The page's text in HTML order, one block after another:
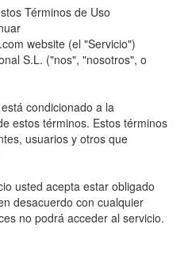
Términos de Uso
website (el "Servicio")
S.L. ("nos", "nosotros", o
condicionado a la
estos términos. Estos términos
usuarios y otros que
usted acepta estar obligado
desacuerdo con cualquier
no podrá acceder al servicio.